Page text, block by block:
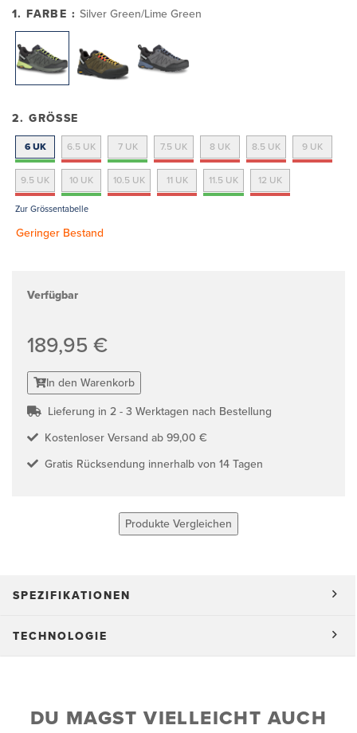
1. FARBE :Silver Green/Lime Green
2. GRÖSSE
6 UK 6.5 UK 7 UK 7.5 UK 8 UK 8.5 UK 9 UK
9.5 UK 10 UK 10.5 UK 11 UK 11.5 UK 12 UK
Zur Grössentabelle
Geringer Bestand
Verfügbar
189,95 €
In den Warenkorb
Lieferung in 2 - 3 Werktagen nach Bestellung
Kostenloser Versand ab 99,00 €
Gratis Rücksendung innerhalb von 14 Tagen
Produkte Vergleichen
SPEZIFIKATIONEN
TECHNOLOGIE
DU MAGST VIELLEICHT AUCH